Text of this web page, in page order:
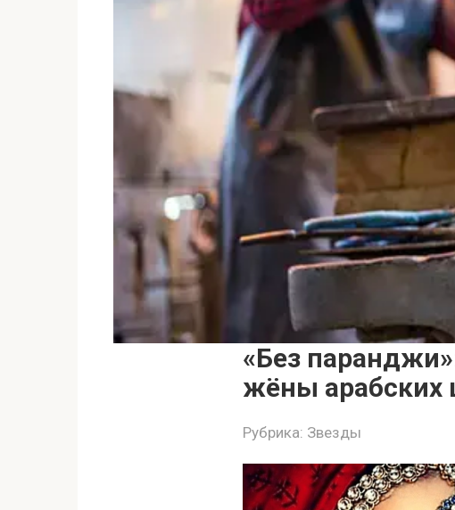
«Без
жёны арабских
Рубрика: Звезды